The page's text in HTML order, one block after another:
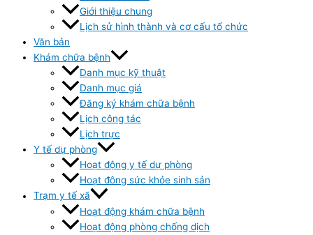
Giới thiệu chung
Lịch sử hình thành và cơ cấu tổ chức
Văn bản
Khám chữa bệnh
Danh mục kỹ thuật
Danh mục giá
Đăng ký khám chữa bệnh
Lịch công tác
Lịch trực
Y tế dự phòng
Hoạt động y tế dự phòng
Hoạt đông sức khỏe sinh sản
Trạm y tế xã
Hoạt động khám chữa bệnh
Hoạt động phòng chống dịch